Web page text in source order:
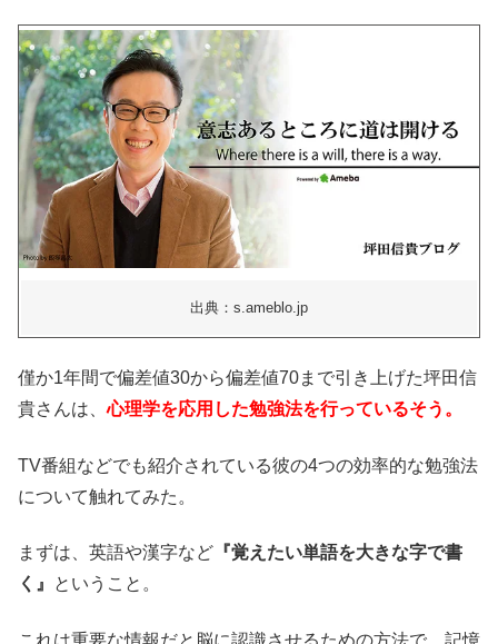
出典：s.ameblo.jp
僅か1年間で偏差値30から偏差値70まで引き上げた坪田信
貴さんは、心理学を応用した勉強法を行っているそう。
TV番組などでも紹介されている彼の4つの効率的な勉強法
について触れてみた。
まずは、英語や漢字など 『覚えたい単語を大きな字で書
く』
ということ。
これは重要な情報だと脳に認識させるための方法で、記憶